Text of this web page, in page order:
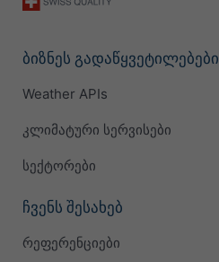
ბიზნეს გადაწყვეტილებები
Weather APIs
კლიმატური სერვისები
სექტორები
ჩვენს შესახებ
რეფერენციები